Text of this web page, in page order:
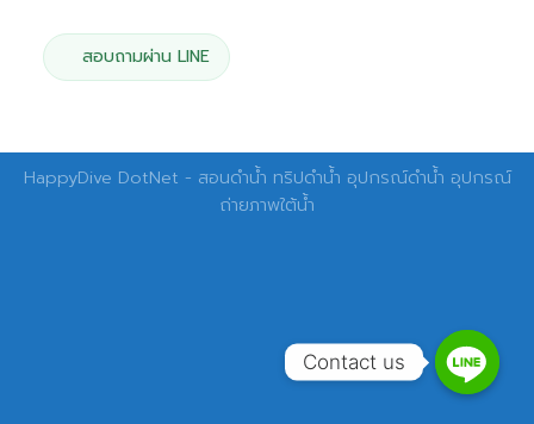
฿1,500.00.฿1,000.00.
สอบถามผ่าน LINE
HappyDive DotNet - สอนดำน้ำ ทริปดำน้ำ อุปกรณ์ดำน้ำ อุปกรณ์
ถ่ายภาพใต้น้ำ
Contact us